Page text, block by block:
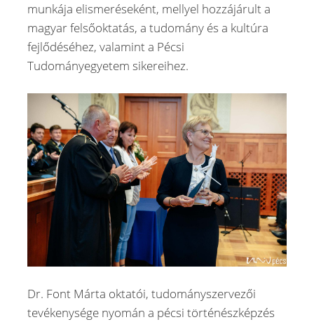
munkája elismeréseként, mellyel hozzájárult a
magyar felsőoktatás, a tudomány és a kultúra
fejlődéséhez, valamint a Pécsi
Tudományegyetem sikereihez.
Dr. Font Márta oktatói, tudományszervezői
tevékenysége nyomán a pécsi történészképzés